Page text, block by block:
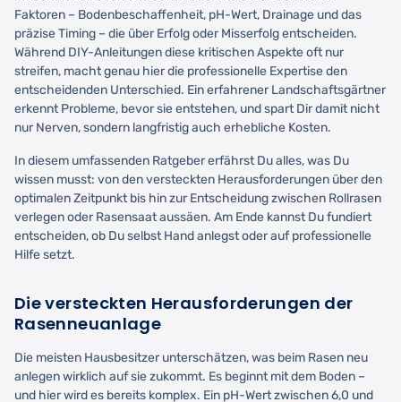
Faktoren – Bodenbeschaffenheit, pH-Wert, Drainage und das
präzise Timing – die über Erfolg oder Misserfolg entscheiden.
Während DIY-Anleitungen diese kritischen Aspekte oft nur
streifen, macht genau hier die professionelle Expertise den
entscheidenden Unterschied. Ein erfahrener Landschaftsgärtner
erkennt Probleme, bevor sie entstehen, und spart Dir damit nicht
nur Nerven, sondern langfristig auch erhebliche Kosten.
In diesem umfassenden Ratgeber erfährst Du alles, was Du
wissen musst: von den versteckten Herausforderungen über den
optimalen Zeitpunkt bis hin zur Entscheidung zwischen Rollrasen
verlegen oder Rasensaat aussäen. Am Ende kannst Du fundiert
entscheiden, ob Du selbst Hand anlegst oder auf professionelle
Hilfe setzt.
Die versteckten Herausforderungen der
Rasenneuanlage
Die meisten Hausbesitzer unterschätzen, was beim Rasen neu
anlegen wirklich auf sie zukommt. Es beginnt mit dem Boden –
und hier wird es bereits komplex. Ein pH-Wert zwischen 6,0 und